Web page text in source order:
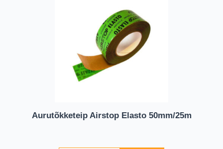
Aurutõkketeip Airstop Elasto 50mm/25m